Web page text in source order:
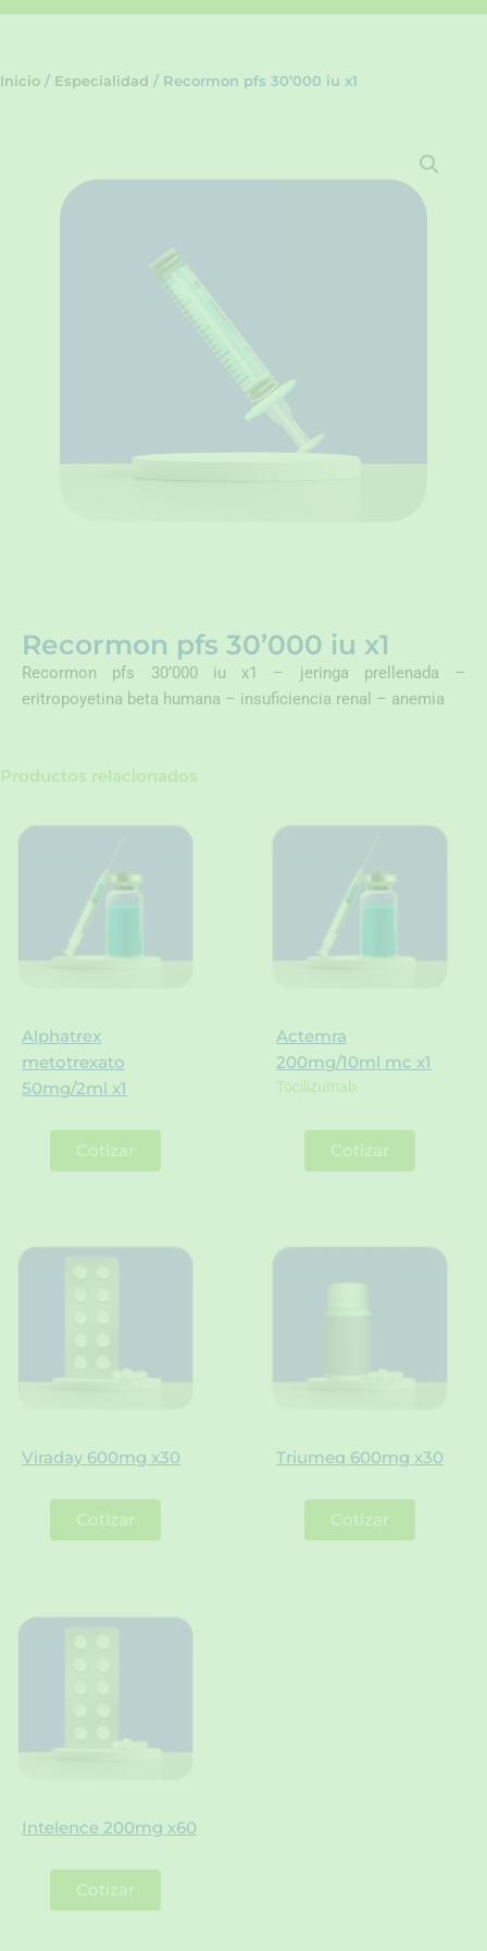
Inicio / Especialidad / Recormon pfs 30’000 iu x1
Recormon pfs 30’000 iu x1
Recormon pfs 30’000 iu x1 – jeringa prellenada –
eritropoyetina beta humana – insuficiencia renal – anemia
Productos relacionados
Alphatrex
metotrexato
50mg/2ml x1
Cotizar
Actemra
200mg/10ml mc x1
Tocilizumab
Cotizar
Viraday 600mg x30
Cotizar
Triumeq 600mg x30
Cotizar
Intelence 200mg x60
Cotizar